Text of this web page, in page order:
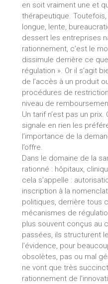
en soit vraiment une et
thérapeutique.
longue, lente,
dessert les entreprises
rationnement, c’est le
dissimule derrière ce
régulation ». Or il s’agit
de l’accès à un produit
procédures de
niveau de
Un tarif n’est pas un
signale en rien les
l’importance de la
l’offre.
Dans le domaine de la
rationné : hôpitaux,
cela s’appelle :
inscription à la
politiques, derrière tous
mécanismes de
plus souvent conçus au
passées, ils structurent
l’évidence, pour
obsolètes, pas ou mal
ne vont que très
rationnement de